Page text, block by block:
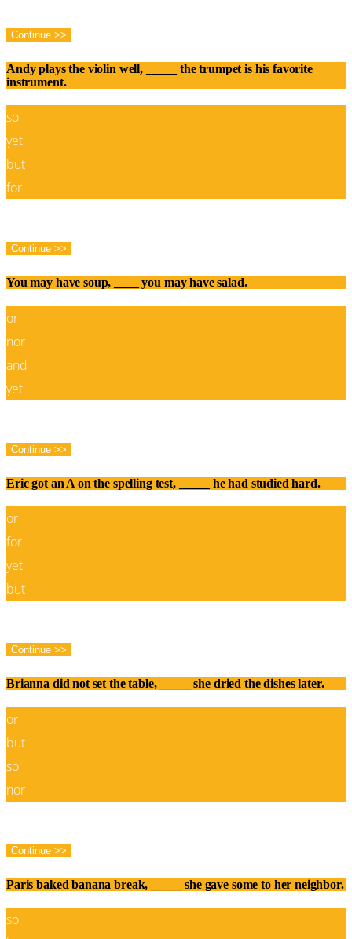
Continue >>
Andy plays the violin well, _____ the trumpet is his favorite
instrument.
so
yet
but
for
Continue >>
You may have soup, ____ you may have salad.
or
nor
and
yet
Continue >>
Eric got an A on the spelling test, _____ he had studied hard.
or
for
yet
but
Continue >>
Brianna did not set the table, _____ she dried the dishes later.
or
but
so
nor
Continue >>
Paris baked banana break, _____ she gave some to her neighbor.
so